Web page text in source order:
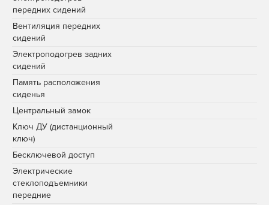
передних сидений
Вентиляция передних
сидений
Электроподогрев задних
сидений
Память расположения
сиденья
Центральный замок
Ключ ДУ (дистанционный
ключ)
Бесключевой доступ
Электрические
стеклоподъемники
передние